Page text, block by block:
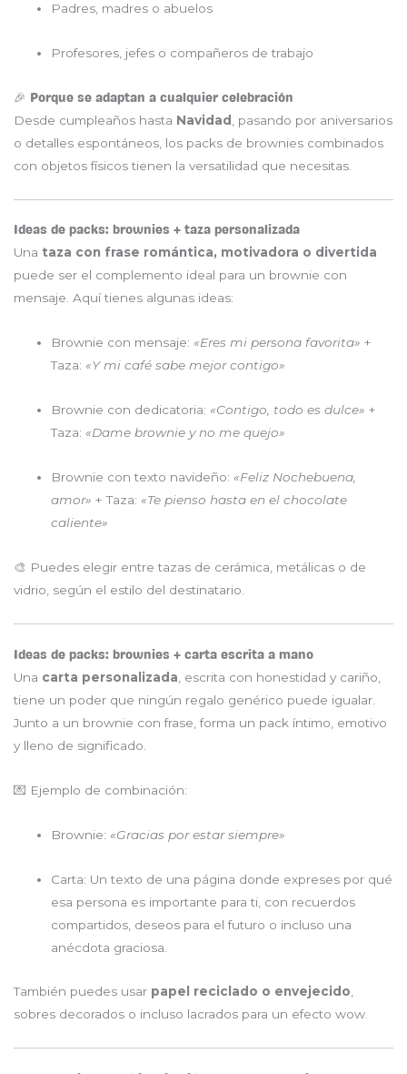
Padres, madres o abuelos
Profesores, jefes o compañeros de trabajo
🎉 Porque se adaptan a cualquier celebración
Desde cumpleaños hasta Navidad
, pasando por aniversarios
o detalles espontáneos, los packs de brownies combinados
con objetos físicos tienen la versatilidad que necesitas.
Ideas de packs: brownies + taza personalizada
Una taza con frase romántica, motivadora o divertida
puede ser el complemento ideal para un brownie con
mensaje. Aquí tienes algunas ideas:
Brownie con mensaje: «Eres mi persona favorita» +
Taza: «Y mi café sabe mejor contigo»
Brownie con dedicatoria: «Contigo, todo es dulce» +
Taza: «Dame brownie y no me quejo»
Brownie con texto navideño: «Feliz Nochebuena,
amor» + Taza: «Te pienso hasta en el chocolate
caliente»
🎨 Puedes elegir entre tazas de cerámica, metálicas o de
vidrio, según el estilo del destinatario.
Ideas de packs: brownies + carta escrita a mano
Una carta personalizada , escrita con honestidad y cariño,
tiene un poder que ningún regalo genérico puede igualar.
Junto a un brownie con frase, forma un pack íntimo, emotivo
y lleno de significado.
💌 Ejemplo de combinación:
Brownie: «Gracias por estar siempre»
Carta: Un texto de una página donde expreses por qué
esa persona es importante para ti, con recuerdos
compartidos, deseos para el futuro o incluso una
anécdota graciosa.
También puedes usar papel reciclado o envejecido,
sobres decorados o incluso lacrados para un efecto wow.